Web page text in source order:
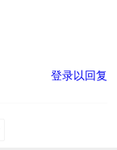
登录以回复